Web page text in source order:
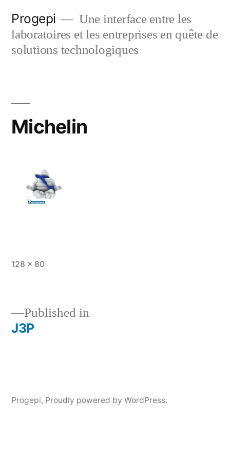
content
Progepi
Une interface entre les
laboratoires et les entreprises en quête de
solutions technologiques
Michelin
Full
128 × 80
Post
Published in
J3P
Progepi, Proudly powered by WordPress.